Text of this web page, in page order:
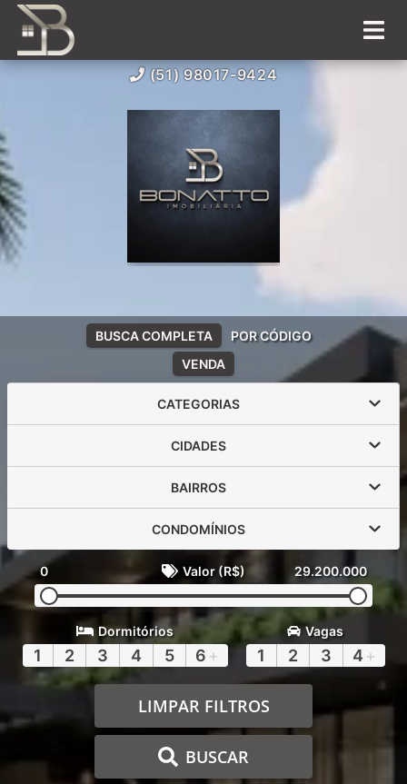
(51) 98017-9424
VENDA
BUSCA COMPLETA POR CÓDIGO
CATEGORIAS
CIDADES
BAIRROS
CONDOMÍNIOS
0 Valor (R$) 29.200.000
Dormitórios
1 2 3 4 5 6 +
Vagas
1 2 3 4 +
LIMPAR FILTROS
BUSCAR